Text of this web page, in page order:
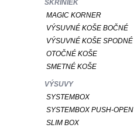
SKRINIEK
MAGIC KORNER
VÝSUVNÉ KOŠE BOČNÉ
VÝSUVNÉ KOŠE SPODNÉ
OTOČNÉ KOŠE
SMETNÉ KOŠE
VÝSUVY
SYSTEMBOX
SYSTEMBOX PUSH-OPEN
SLIM BOX